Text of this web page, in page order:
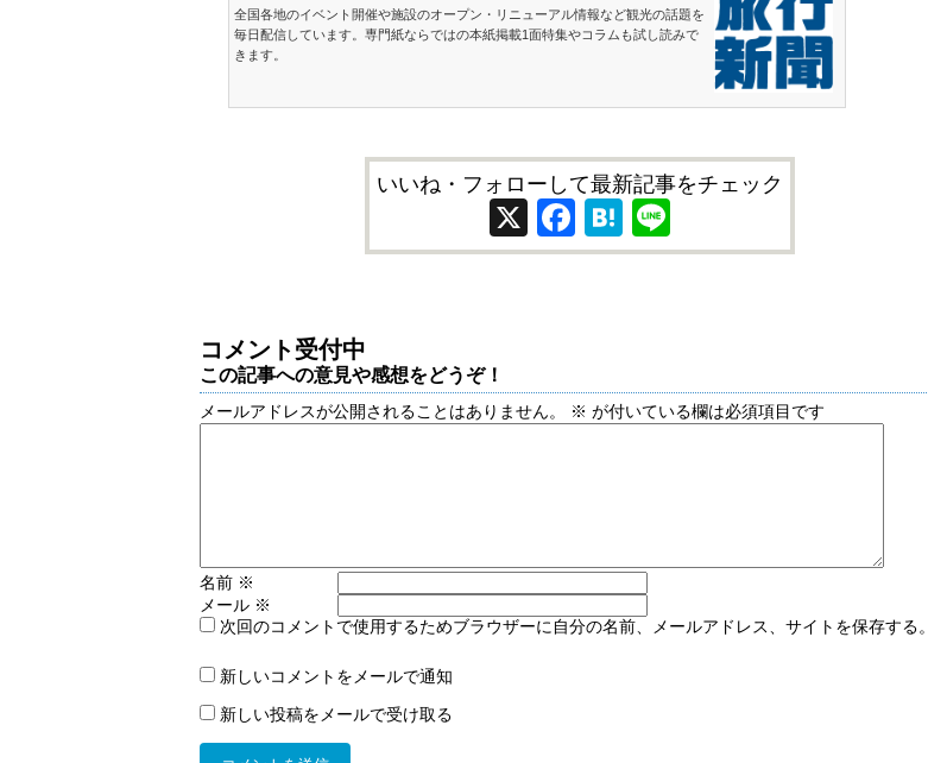
全国各地のイベント開催や施設のオープン・リニューアル情報など観光の話題を
毎日配信しています。専門紙ならではの本紙掲載1面特集やコラムも試し読みで
きます。
いいね・フォローして最新記事をチェック
X Facebook
Hatena
コメント受付中
この記事への意見や感想をどうぞ！
メールアドレスが公開されることはありません。 ※ が付いている欄は必須項目です
名前 ※
メール ※
次回のコメントで使用するためブラウザーに自分の名前、メールアドレス、サイトを保存する。
新しいコメントをメールで通知
新しい投稿をメールで受け取る